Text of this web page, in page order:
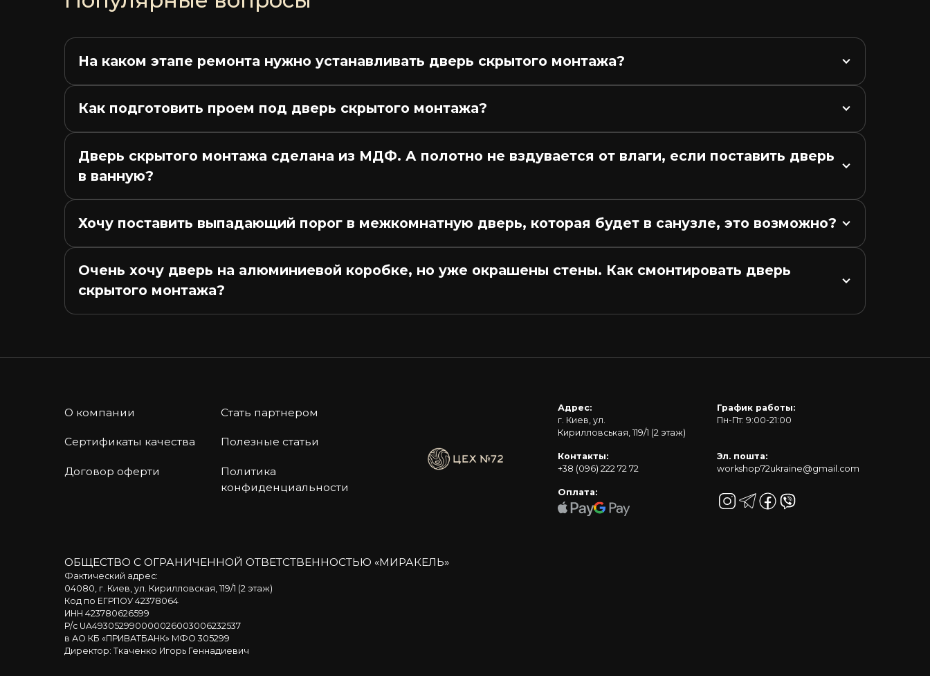
На каком этапе ремонта нужно устанавливать дверь скрытого монтажа?
Как подготовить проем под дверь скрытого монтажа?
Дверь скрытого монтажа сделана из МДФ. А полотно не вздувается от влаги, если поставить дверь
в ванную?
Хочу поставить выпадающий порог в межкомнатную дверь, которая будет в санузле, это возможно?
Очень хочу дверь на алюминиевой коробке, но уже окрашены стены. Как смонтировать дверь
скрытого монтажа?
О компании Стать партнером
Сертификаты качества Полезные статьи
Договор оферти
Политика
конфиденциальности
Адрес:
г. Киев, ул.
Кирилловськая, 119/1 (2 этаж)
График работы:
Пн-Пт: 9:00-21:00
Контакты:
+38 (096) 222 72 72
Эл. пошта:
workshop72ukraine@gmail.com
Оплата:
ОБЩЕСТВО С ОГРАНИЧЕННОЙ ОТВЕТСТВЕННОСТЬЮ «МИРАКЕЛЬ»
Фактический адрес:
04080, г. Киев, ул. Кирилловская, 119/1 (2 этаж)
Код по ЕГРПОУ 42378064
ИНН 423780626599
Р/с UA493052990000026003006232537
в АО КБ «ПРИВАТБАНК» МФО 305299
Директор: Ткаченко Игорь Геннадиевич